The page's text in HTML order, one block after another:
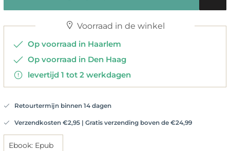
Voorraad in de winkel
Op voorraad in Haarlem
Op voorraad in Den Haag
levertijd 1 tot 2 werkdagen
Retourtermijn binnen 14 dagen
Verzendkosten €2,95 | Gratis verzending boven de €24,99
Ebook: Epub